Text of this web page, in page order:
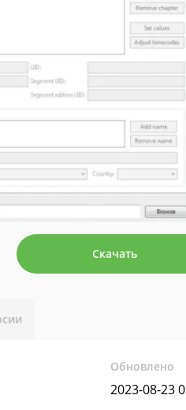
Скачать
Обновлено
2023-08-23